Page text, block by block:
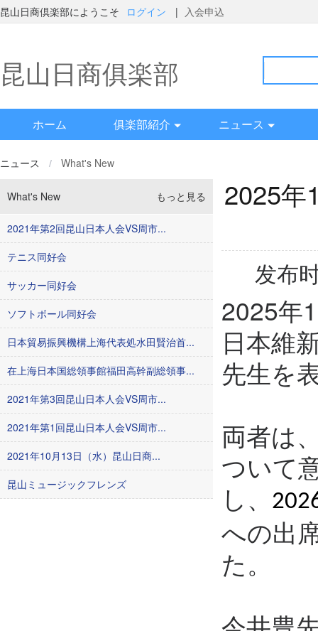
昆山日商倶楽部にようこそ ログイン | 入会申込
昆山日商俱楽部
ホーム 俱楽部紹介 ニュース
ニュース / What's New
2025年
发布
2025年
日本維
先生を
両者は
ついて
し、
への出
た。
What's New もっと見る
2021年第2回昆山日本人会VS周市...
テニス同好会
サッカー同好会
ソフトボール同好会
日本貿易振興機構上海代表処水田賢治首...
在上海日本国総領事館福田高幹副総領事...
2021年第3回昆山日本人会VS周市...
2021年第1回昆山日本人会VS周市...
2021年10月13日（水）昆山日商...
昆山ミュージックフレンズ